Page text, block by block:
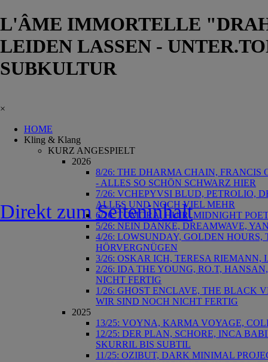
L'ÂME IMMORTELLE
LEIDEN LASSEN -
SUBKULTUR
×
HOME
Kling & Klang
KURZ ANGESPIELT
2026
8/26: THE DHARMA CHAIN,
- ALLES SO SCHÖN SCHWARZ HIER
7/26: VCHEPYVSI BLUD, PETROLIO,
ALLES UND NOCH VIEL MEHR
6/26: TOMORA, HUIR, MIDNIGHT
5/26: NEIN DANKE, DREAMWAVE,
4/26: LOWSUNDAY, GOLDEN
HÖRVERGNÜGEN
3/26: OSKAR ICH, TERESA
2/26: IDA THE YOUNG, RO.T,
NICHT FERTIG
1/26: GHOST ENCLAVE, THE BLACK
WIR SIND NOCH NICHT FERTIG
2025
13/25: VOYNA, KARMA VOYAGE,
12/25: DER PLAN, SCHORE, INCA
SKURRIL BIS SUBTIL
11/25: OZIBUT, DARK MINIMAL
Direkt zum Seiteninhalt